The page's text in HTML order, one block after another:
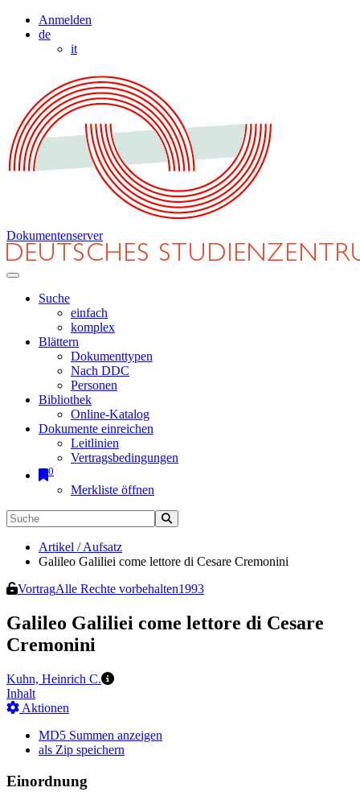
Anmelden
de
it
Dokumentenserver
Suche
einfach
komplex
Blättern
Dokumenttypen
Nach DDC
Personen
Bibliothek
Online-Katalog
Dokumente einreichen
Leitlinien
Vertragsbedingungen
0
Merkliste öffnen
Artikel / Aufsatz
Galileo Galiliei come lettore di Cesare Cremonini
VortragAlle Rechte vorbehalten1993
Galileo Galiliei come lettore di Cesare
Cremonini
Kuhn, Heinrich C.
Inhalt
Aktionen
MD5 Summen anzeigen
als Zip speichern
Einordnung